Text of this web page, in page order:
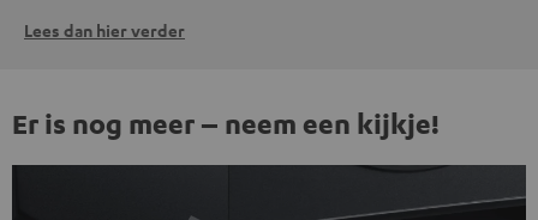
Lees dan hier verder
Er is nog meer – neem een kijkje!